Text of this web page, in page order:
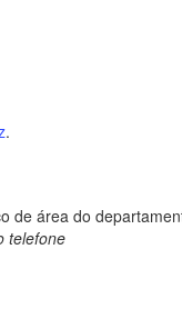
.
de área do
telefone